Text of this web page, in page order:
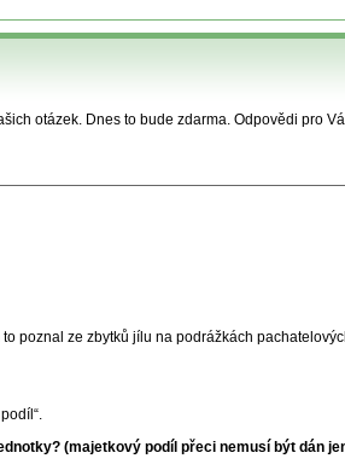
otázek. Dnes to bude zdarma. Odpovědi pro
poznal ze zbytků jílu na podrážkách
(majetkový podíl přeci nemusí být dán